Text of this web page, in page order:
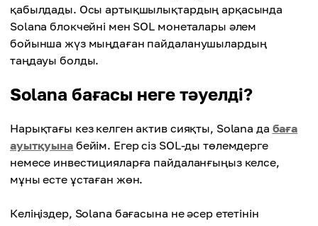
қабылдады. Осы артықшылықтардың арқасында
Solana блокчейні мен SOL монеталары әлем
бойынша жүз мыңдаған пайдаланушылардың
таңдауы болды.
Solana бағасы неге тәуелді?
Нарықтағы кез келген актив сияқты, Solana да баға
ауытқуынабейім. Егер сіз SOL-ды төлемдерге
немесе инвестицияларға пайдаланғыңыз келсе,
мұны есте ұстаған жөн.
Келіңіздер, Solana бағасына не әсер ететінін